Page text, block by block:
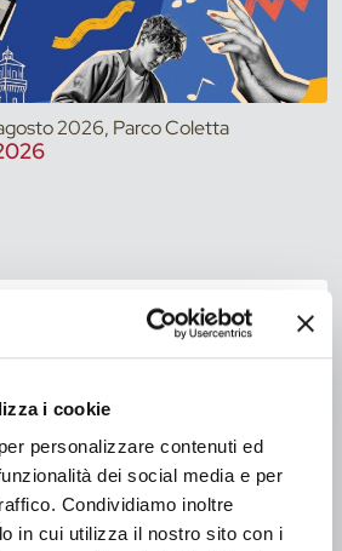
i cookie
personalizzare contenuti ed
dei social media e per
Condividiamo inoltre
in cui utilizza il nostro sito con i
2026, Parco Coletta
Comunale Bassani di Ferrara